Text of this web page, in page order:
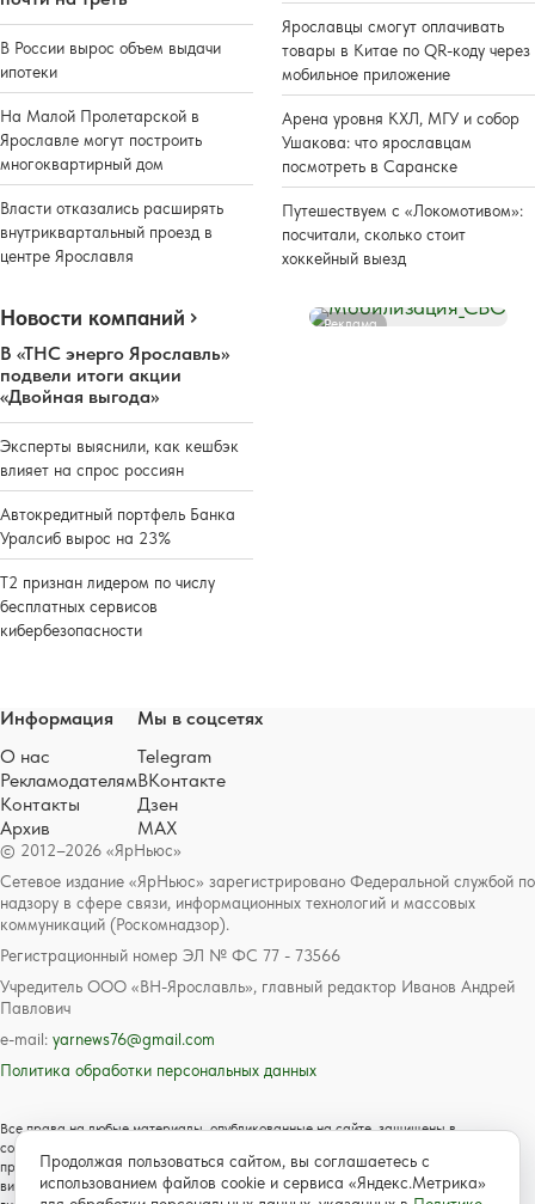
В России вырос объем выдачи
ипотеки
На Малой Пролетарской в
Ярославле могут построить
многоквартирный дом
Власти отказались расширять
внутриквартальный проезд в
центре Ярославля
Ярославцы смогут оплачивать
товары в Китае по QR-коду через
мобильное приложение
Арена уровня КХЛ, МГУ и собор
Ушакова: что ярославцам
посмотреть в Саранске
Путешествуем с «Локомотивом»:
посчитали, сколько стоит
хоккейный выезд
Новости компаний
В «ТНС энерго Ярославль»
подвели итоги акции
«Двойная выгода»
Эксперты выяснили, как кешбэк
влияет на спрос россиян
Автокредитный портфель Банка
Уралсиб вырос на 23%
Т2 признан лидером по числу
бесплатных сервисов
кибербезопасности
Реклама
© 2012–2026 «ЯрНьюс»
Сетевое издание «ЯрНьюс» зарегистрировано Федеральной службой по
надзору в сфере связи, информационных технологий и массовых
коммуникаций (Роскомнадзор).
Регистрационный номер ЭЛ № ФС 77 - 73566
Учредитель ООО «ВН-Ярославль», главный редактор Иванов Андрей
Павлович
e-mail: yarnews76@gmail.com
Политика обработки персональных данных
Все права на любые материалы, опубликованные на сайте, защищены в
соответствии с российским и международным законодательством об авторском
праве и смежных правах. Любое использование текстовых, фото, аудио и
видеоматериалов возможно только с согласия правообладателя с обязательной
Информация
О нас
Рекламодателям
Контакты
Архив
Мы в соцсетях
Telegram
ВКонтакте
Дзен
MAX
Продолжая пользоваться сайтом, вы соглашаетесь с
использованием файлов cookie и сервиса «Яндекс.Метрика»